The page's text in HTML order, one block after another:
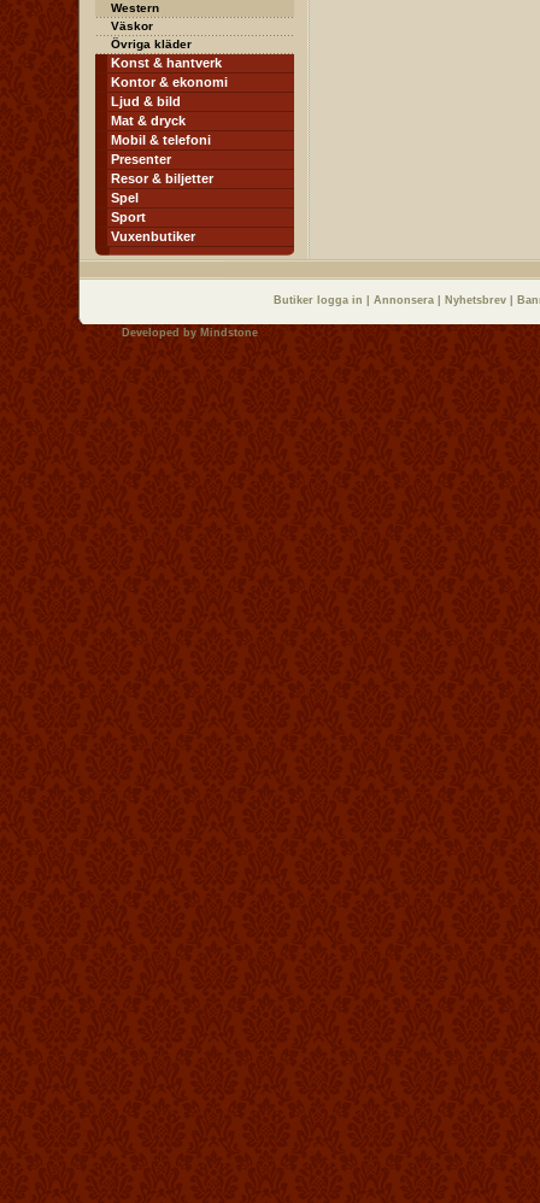
Western
Väskor
Övriga kläder
Konst & hantverk
Kontor & ekonomi
Ljud & bild
Mat & dryck
Mobil & telefoni
Presenter
Resor & biljetter
Spel
Sport
Vuxenbutiker
Butiker logga in Annonsera Nyhetsbrev
Developed by Mindstone